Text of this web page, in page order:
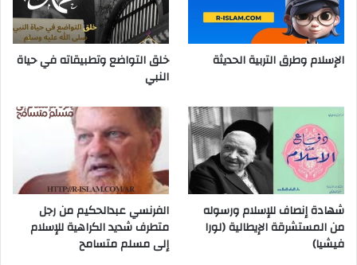
الإسلام وطرق التربية الحديثة
خلق التواضع وتطبيقاته في حياة
النبي
شهادة إنصاف للإسلام ورسوله
من المستشرقة الإيطالية (لورا
فيشيا)
الفرنسي عبدالحكيم من رجل
متطرف شديد الكراهية للإسلام
إلى مسلم متسامح